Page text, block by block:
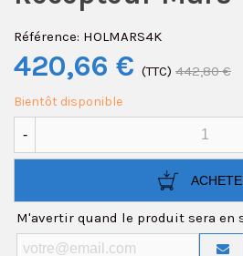
Référence: HOLMARS4K
420,66 € (TTC) 442,80 €
Bientôt disponible
-
M'avertir quand le produit sera en